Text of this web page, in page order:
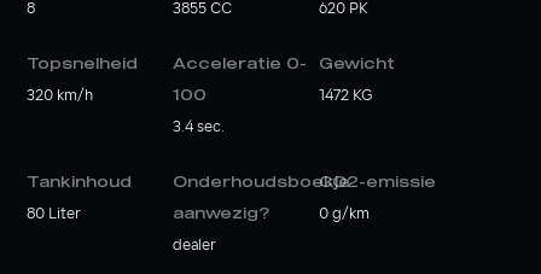
8 3855 CC 620 PK
Topsnelheid
320 km/h
Acceleratie 0-
100
3.4 sec.
Gewicht
1472 KG
Tankinhoud
80 Liter
Onderhoudsboekje
aanwezig?
dealer
CO2-emissie
0 g/km